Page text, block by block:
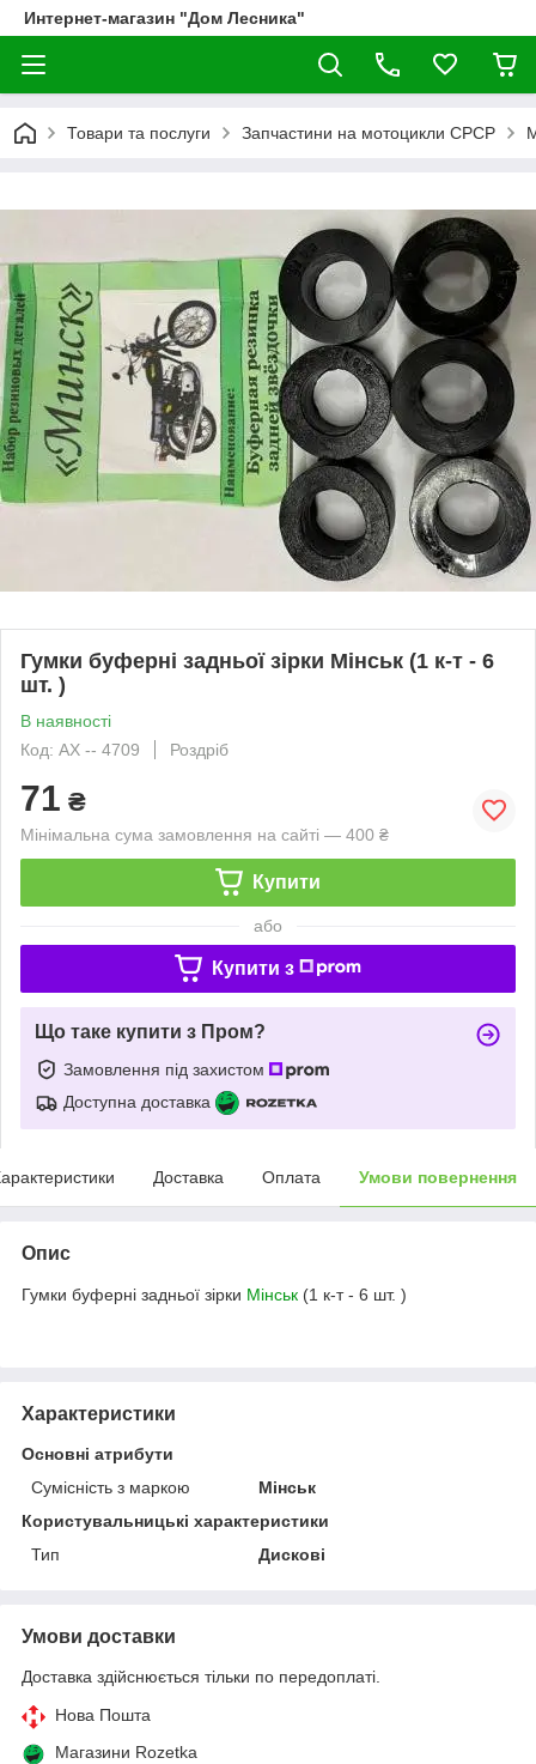
Интернет-магазин "Дом Лесника"
Товари та послуги Запчастини на мотоцикли СРСР
Гумки буферні задньої зірки Мінськ (1 к-т - 6
шт. )
В наявності
Код: АХ -- 4709
Роздріб
71 ₴
Мінімальна сума замовлення на сайті — 400 ₴
Купити
або
Купити з
Що таке купити з Пром?
Замовлення під захистом
Доступна доставка
Доставка Оплата Умови повернення
Опис
Гумки буферні задньої зірки Мінськ (1 к-т - 6 шт. )
Характеристики
Основні атрибути
Сумісність з маркою
Мінськ
Користувальницькі характеристики
Тип
Дискові
Умови доставки
Доставка здійснюється тільки по передоплаті.
Нова Пошта
Магазини Rozetka